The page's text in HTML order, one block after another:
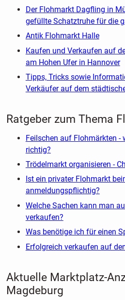
Der Flohmarkt Dagfling in
gefüllte Schatztruhe für die
Antik Flohmarkt Halle
Kaufen und Verkaufen auf
am Hohen Ufer in Hannover
Tipps, Tricks sowie
Verkäufer auf dem
Ratgeber zum Thema
Feilschen auf Flohmärkten -
richtig?
Trödelmarkt organisieren -
Ist ein privater Flohmarkt
anmeldungspflichtig?
Welche Sachen kann man
verkaufen?
Was benötige ich für einen
Erfolgreich verkaufen auf
Aktuelle Marktplatz-
Magdeburg